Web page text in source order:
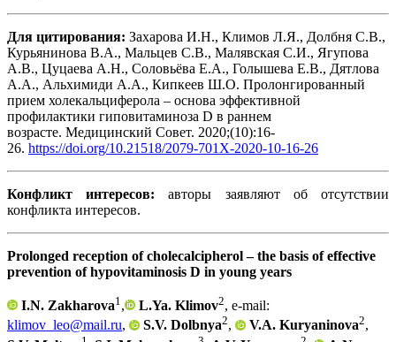
Для цитирования: Захарова И.Н., Климов Л.Я., Долбня С.В.,
Курьянинова В.А., Мальцев С.В., Малявская С.И., Ягупова
А.В., Цуцаева А.Н., Соловьёва Е.А., Голышева Е.В., Дятлова
А.А., Альхимиди А.А., Кипкеев Ш.О. Пролонгированный
прием холекальциферола – основа эффективной
профилактики гиповитаминоза D в раннем
возрасте. Медицинский Совет. 2020;(10):16-
26. https://doi.org/10.21518/2079-701X-2020-10-16-26
Конфликт интересов: авторы заявляют об отсутствии
конфликта интересов.
Prolonged reception of cholecalcipherol – the basis of effective
prevention of hypovitaminosis D in young years
I.N. Zakharova1, L.Ya. Klimov2, e-mail:
klimov_leo@mail.ru, S.V. Dolbnya2, V.A. Kuryaninova2,